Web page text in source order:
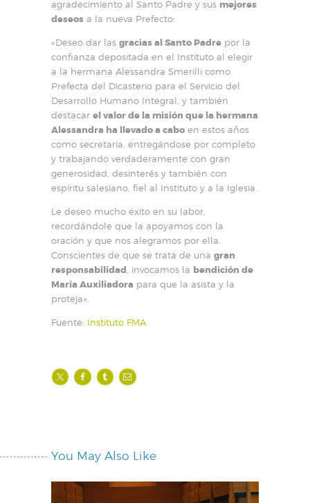
agradecimiento al Santo Padre y sus mejores
deseos a la nueva Prefecto:
«Deseo dar las gracias al Santo Padre por la
confianza depositada en el Instituto al elegir
a la hermana Alessandra Smerilli como
Prefecta del Dicasterio para el Servicio del
Desarrollo Humano Integral, y también
destacar el valor de la misión que la hermana
Alessandra ha llevado a cabo en estos años
como secretaria, entregándose por completo
y trabajando verdaderamente con gran
generosidad, desinterés y también con
espíritu salesiano, fiel al Instituto y a la Iglesia.
Le deseo mucho éxito en su labor,
recordándole que la apoyamos con la
oración y que nos alegramos por ella.
Conscientes de que se trata de una gran
responsabilidad , invocamos la bendición de
María Auxiliadora para que la asista y la
proteja».
Fuente: Instituto FMA
You May Also Like